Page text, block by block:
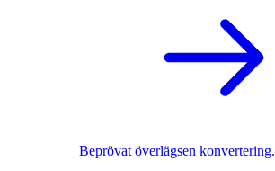
Beprövat överlägsen konvertering.